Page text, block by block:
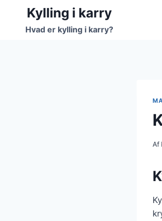
Fortsæt
indhold
Kylling i karry
Hvad er kylling i karry?
Af